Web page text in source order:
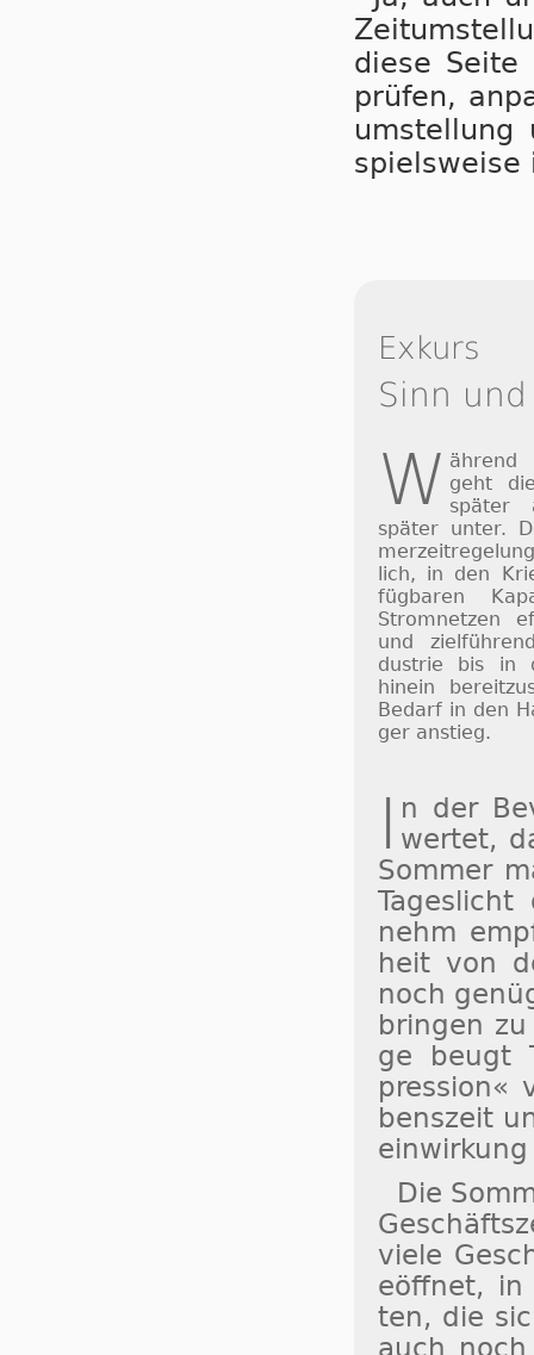
die­se Sei­te
prü­fen,
um­stel­lung
spiels­wei­se
Exkurs
Sinn
W ährend
geht
später
später unter.
lich, in den
füg­ba­ren
Strom­net­zen
und
dus­trie bis in
hinein
Be­darf in den
ger an­stieg.
I n der
wertet,
Som­mer
nehm
heit von
noch
brin­gen
ge beugt
bens­zeit
Die
vie­le
eöff­net, in
ten, die
auch